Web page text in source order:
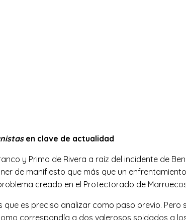
en clave de actualidad
y Primo de Rivera a raíz del incidente de
de manifiesto que más que un
creado en el Protectorado de
es preciso analizar como paso previo.
correspondía a dos valerosos soldados a